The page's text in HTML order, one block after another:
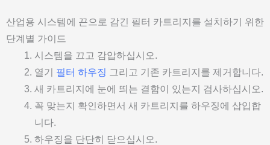
산업용 시스템에 끈으로 감긴 필터 카트리지를 설치하기 위한
단계별 가이드
시스템을 끄고 감압하십시오.
열기 필터 하우징 그리고 기존 카트리지를 제거합니다.
새 카트리지에 눈에 띄는 결함이 있는지 검사하십시오.
꼭 맞는지 확인하면서 새 카트리지를 하우징에 삽입합
니다.
하우징을 단단히 닫으십시오.